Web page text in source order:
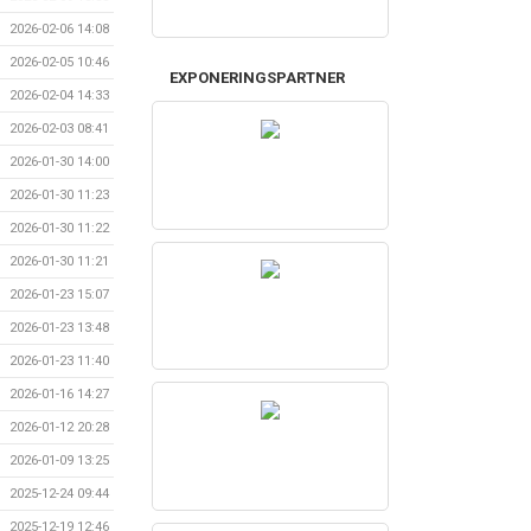
2026-02-06 14:08
2026-02-05 10:46
2026-02-04 14:33
2026-02-03 08:41
2026-01-30 14:00
2026-01-30 11:23
2026-01-30 11:22
2026-01-30 11:21
2026-01-23 15:07
2026-01-23 13:48
2026-01-23 11:40
2026-01-16 14:27
2026-01-12 20:28
2026-01-09 13:25
2025-12-24 09:44
2025-12-19 12:46
EXPONERINGSPARTNER